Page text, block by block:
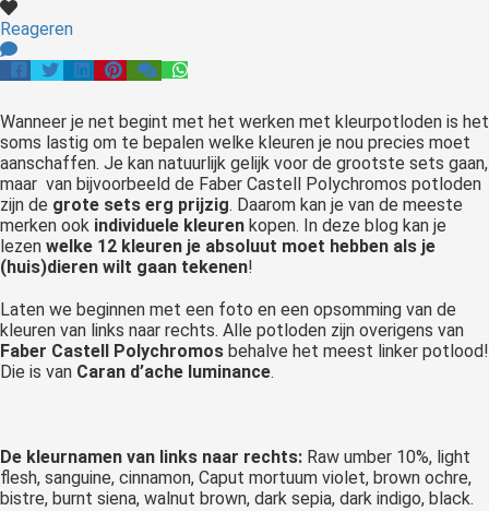
Reageren
Wanneer je net begint met het werken met kleurpotloden is het
soms lastig om te bepalen welke kleuren je nou precies moet
aanschaffen. Je kan natuurlijk gelijk voor de grootste sets gaan,
maar van bijvoorbeeld de Faber Castell Polychromos potloden
zijn de grote sets erg prijzig. Daarom kan je van de meeste
merken ook individuele kleuren kopen. In deze blog kan je
lezen welke 12 kleuren je absoluut moet hebben als je
(huis)dieren wilt gaan tekenen!
Laten we beginnen met een foto en een opsomming van de
kleuren van links naar rechts. Alle potloden zijn overigens van
Faber Castell Polychromos behalve het meest linker potlood!
Die is van Caran d’ache luminance.
De kleurnamen van links naar rechts: Raw umber 10%, light
flesh, sanguine, cinnamon, Caput mortuum violet, brown ochre,
bistre, burnt siena, walnut brown, dark sepia, dark indigo, black.